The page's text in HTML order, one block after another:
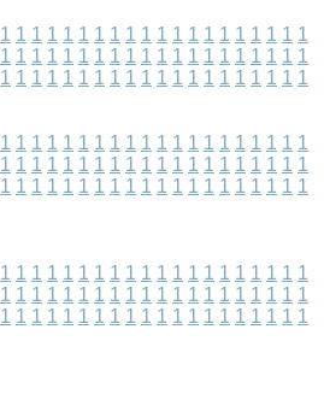
1 1 1 1 1 1 1 1 1 1 1 1 1 1 1 1 1 1 1 1
1 1 1 1 1 1 1 1 1 1 1 1 1 1 1 1 1 1 1 1
1 1 1 1 1 1 1 1 1 1 1 1 1 1 1 1 1 1 1 1
1 1 1 1 1 1 1 1 1 1 1 1 1 1 1 1 1 1 1 1
1 1 1 1 1 1 1 1 1 1 1 1 1 1 1 1 1 1 1 1
1 1 1 1 1 1 1 1 1 1 1 1 1 1 1 1 1 1 1 1
1 1 1 1 1 1 1 1 1 1 1 1 1 1 1 1 1 1 1 1
1 1 1 1 1 1 1 1 1 1 1 1 1 1 1 1 1 1 1 1
1 1 1 1 1 1 1 1 1 1 1 1 1 1 1 1 1 1 1 1